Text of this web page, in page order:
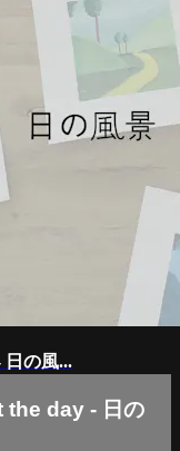
日の風...
day - 日の